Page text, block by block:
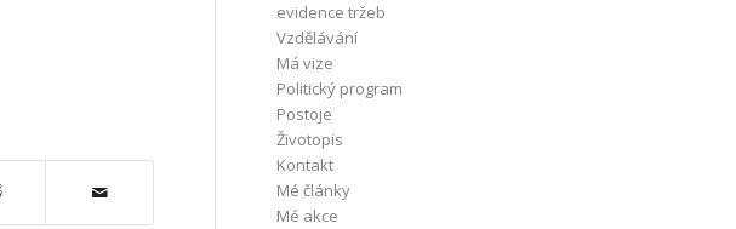
evidence tržeb
Vzdělávání
Má vize
Politický program
Postoje
Životopis
Kontakt
Mé články
Mé akce